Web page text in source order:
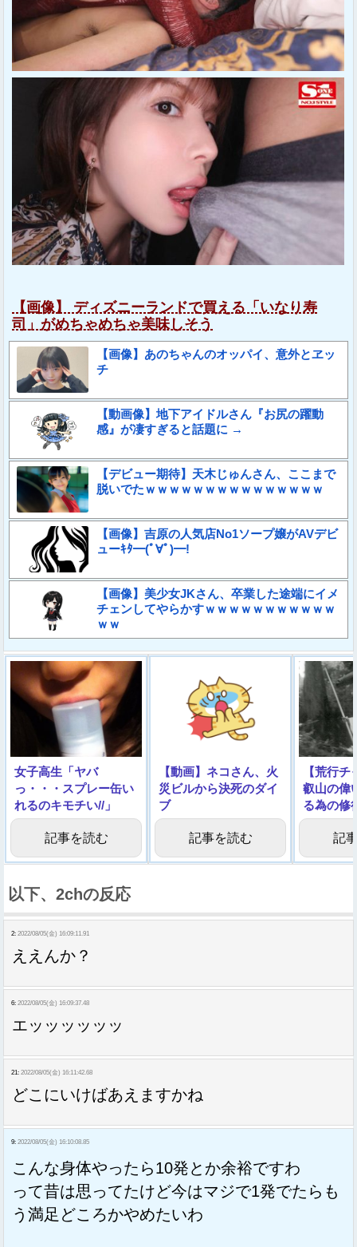
【画像】 ディズニーランドで買える「いなり寿
司」がめちゃめちゃ美味しそう
【画像】あのちゃんのオッパイ、意外とヱッ
チ
【動画像】地下アイドルさん『お尻の躍動
感』が凄すぎると話題に →
【デビュー期待】天木じゅんさん、ここまで
脱いでたｗｗｗｗｗｗｗｗｗｗｗｗｗｗｗ
【画像】吉原の人気店No1ソープ嬢がAVデビ
ューｷﾀ━(ﾟ∀ﾟ)━!
【画像】美少女JKさん、卒業した途端にイメ
チェンしてやらかすｗｗｗｗｗｗｗｗｗｗｗ
ｗｗ
女子高生「ヤバ
っ・・・スプレー缶い
れるのキモチい//」
記事を読む
【動画】ネコさん、火
災ビルから決死のダイ
ブ
記事を読む
【荒行
叡山の偉
る為の修
ｗｗｗｗ
記
以下、2chの反応
2: 2022/08/05(金) 16:09:11.91
ええんか？
6: 2022/08/05(金) 16:09:37.48
エッッッッッッ
21: 2022/08/05(金) 16:11:42.68
どこにいけばあえますかね
9: 2022/08/05(金) 16:10:08.85
こんな身体やったら10発とか余裕ですわ
って昔は思ってたけど今はマジで1発でたらも
う満足どころかやめたいわ